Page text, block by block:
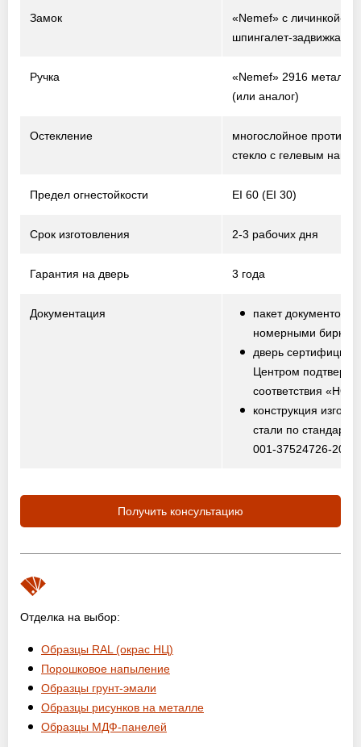
Замок
«Nemef» с личинкой-
шпингалет-задвижка
Ручка
«Nemef» 2916 металл /
(или аналог)
Остекление
многослойное
стекло с гелевым
Предел огнестойкости EI 60 (EI 30)
Срок изготовления 2-3 рабочих дня
Гарантия на дверь 3 года
Документация
пакет документов с
номерными
дверь
Центром
соответствия
конструкция
стали по
001-37524726-2012
Получить консультацию
Отделка на выбор:
Образцы RAL (окрас НЦ)
Порошковое напыление
Образцы грунт-эмали
Образцы рисунков на металле
Образцы МДФ-панелей